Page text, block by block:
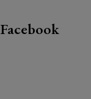
Facebook